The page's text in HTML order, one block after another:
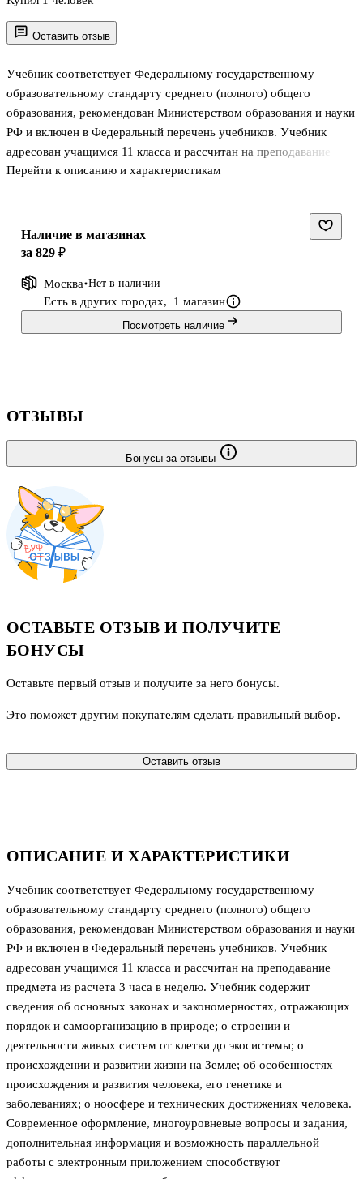
Оставить отзыв
Учебник соответствует Федеральному государственному
образовательному стандарту среднего (полного) общего
образования, рекомендован Министерством образования и науки
РФ и включен в Федеральный перечень учебников. Учебник
адресован учащимся 11 класса и рассчитан на преподавание
предмета из расчета 3 часа в неделю. Учебник содержит
деятельности живых систем от клетки до экосистемы; о
происхождении и развитии жизни на Земле; об особенностях
заболеваниях; о ноосфере и технических достижениях человека.
Современное оформление, многоуровневые
Перейти к описанию и характеристикам
Наличие в магазинах
за 829 ₽
Москва Нет в наличии
Есть в других городах, 1 магазин
Посмотреть наличие
ОПИСАНИЕ И ХАРАКТЕРИСТИКИ
Учебник соответствует Федеральному государственному
образовательному стандарту среднего (полного) общего
образования, рекомендован Министерством образования и науки
РФ и включен в Федеральный перечень учебников. Учебник
адресован учащимся 11 класса и рассчитан на преподавание
предмета из расчета 3 часа в неделю. Учебник содержит
сведения об основных законах и закономерностях, отражающих
порядок и самоорганизацию в природе; о строении и
деятельности живых систем от клетки до экосистемы; о
происхождении и развитии жизни на Земле; об особенностях
происхождения и развития человека, его генетике и
заболеваниях; о ноосфере и технических достижениях человека.
Современное оформление, многоуровневые вопросы и задания,
дополнительная информация и возможность параллельной
работы с электронным приложением способствуют
ОТЗЫВЫ
Бонусы за отзывы
ОСТАВЬТЕ ОТЗЫВ И ПОЛУЧИТЕ
БОНУСЫ
Оставьте первый отзыв и получите за него бонусы.
Это поможет другим покупателям сделать правильный выбор.
Оставить отзыв